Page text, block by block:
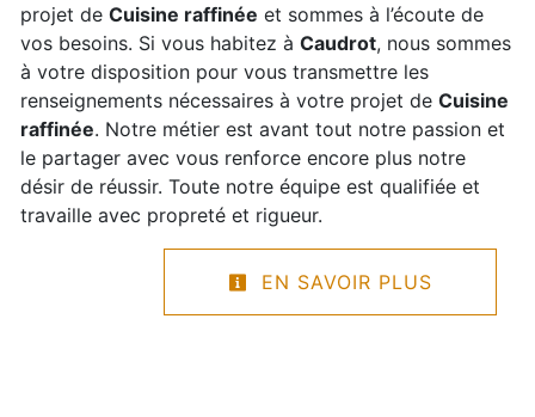
projet de Cuisine raffinée et sommes à l’écoute de
vos besoins. Si vous habitez à Caudrot, nous sommes
à votre disposition pour vous transmettre les
renseignements nécessaires à votre projet de Cuisine
raffinée. Notre métier est avant tout notre passion et
le partager avec vous renforce encore plus notre
désir de réussir. Toute notre équipe est qualifiée et
travaille avec propreté et rigueur.
EN SAVOIR PLUS